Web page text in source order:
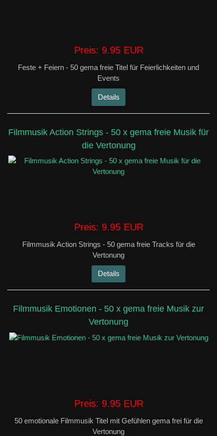
Preis: 9.95 EUR
Feste + Feiern - 50 gema freie Titel für Feierlichkeiten und
Events
Details
Filmmusik Action Strings - 50 x gema freie Musik für
die Vertonung
Preis: 9.95 EUR
Filmmusik Action Strings - 50 gema freie Tracks für die
Vertonung
Details
Filmmusik Emotionen - 50 x gema freie Musik zur
Vertonung
Preis: 9.95 EUR
50 emotionale Filmmusik Titel mit Gefühlen gema frei für die
Vertonung